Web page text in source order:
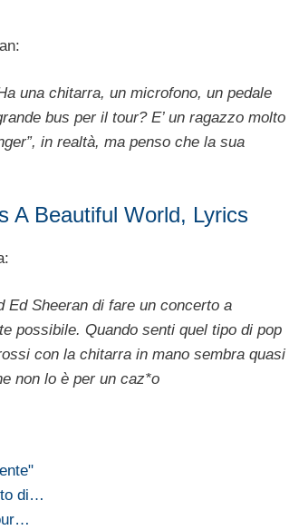
una chitarra, un microfono, un pedale
bus per il tour? E’ un ragazzo molto
in realtà, ma penso che la sua
A Beautiful World, Lyrics
Ed Sheeran di fare un concerto a
possibile. Quando senti quel tipo di pop
con la chitarra in mano sembra quasi
non lo è per un caz*o
di…